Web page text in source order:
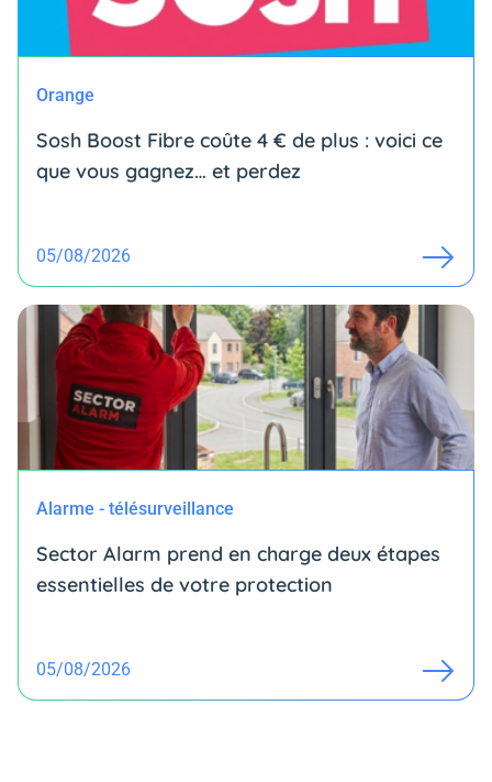
Orange
Sosh Boost Fibre coûte 4 € de plus : voici ce
que vous gagnez… et perdez
05/08/2026
Alarme - télésurveillance
Sector Alarm prend en charge deux étapes
essentielles de votre protection
05/08/2026